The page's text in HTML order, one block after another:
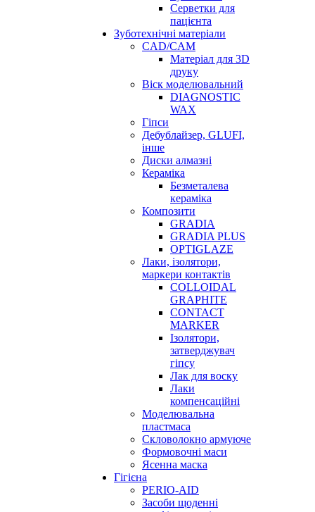
Серветки для
пацієнта
Зуботехнічні матеріали
CAD/CAM
Матеріал для 3D
друку
Віск моделювальний
DIAGNOSTIC
WAX
Гіпси
Дебублайзер, GLUFI,
інше
Диски алмазні
Кераміка
Безметалева
кераміка
Композити
GRADIA
GRADIA PLUS
OPTIGLAZE
Лаки, ізолятори,
маркери контактів
COLLOIDAL
GRAPHITE
CONTACT
MARKER
Ізолятори,
затверджувач
гіпсу
Лак для воску
Лаки
компенсаційні
Моделювальна
пластмаса
Скловолокно армуюче
Формовочні маси
Ясенна маска
Гігієна
PERIO-AID
Засоби щоденні